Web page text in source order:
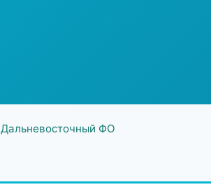
Дальневосточный ФО